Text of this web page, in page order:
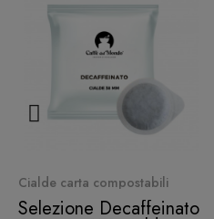
Quick View
Cialde carta compostabili
Selezione Decaffeinato